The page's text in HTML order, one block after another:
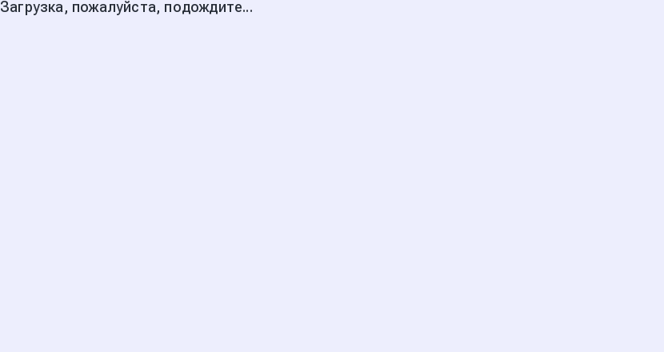
Загрузка, пожалуйста, подождите...